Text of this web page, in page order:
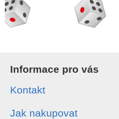
Informace pro vás
Kontakt
Jak nakupovat